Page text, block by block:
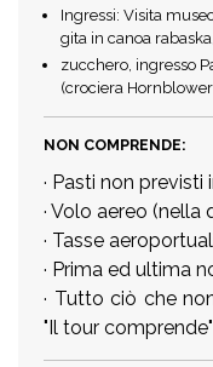
Ingressi: Visita
gita in canoa
zucchero, ingresso
(crociera
NON COMPRENDE:
· Pasti non
· Volo aereo (nella
· Tasse
· Prima ed ultima
· Tutto ciò che
"Il tour comprende"